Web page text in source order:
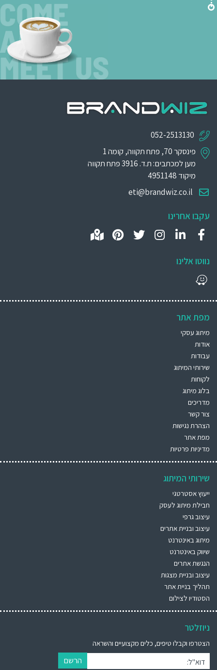
052-2513130
פינסקר 70, פתח תקווה, קומה 1
מען למכתבים: ת.ד. 3916 פתח תקווה
מיקוד 4951148
eti@brandwiz.co.il
עקבו אחרינו
נווטו אלינו
מפת אתר
מיתוג עסקי
אודות
עבודות
שירותי המיתוג
לקוחות
בלוג מיתוג
מדריכים
צור קשר
הצהרת נגישות
מפת אתר
מדיניות פרטיות
שירותי המיתוג
ייעוץ אסטרטגי
חבילת מיתוג לעסק
עיצוב גרפי
עיצוב ובניית אתרים
מיתוג באינטרנט
שיווק באינטרנט
הנגשת אתרים
עיצוב ובניית מצגות
תהליך בניית אתר
הסטודיו לצילום
ניוזלטר
הצטרפו וקבלו טיפים, כלים מקצועיים והשראה
דוא"ל: הרשם